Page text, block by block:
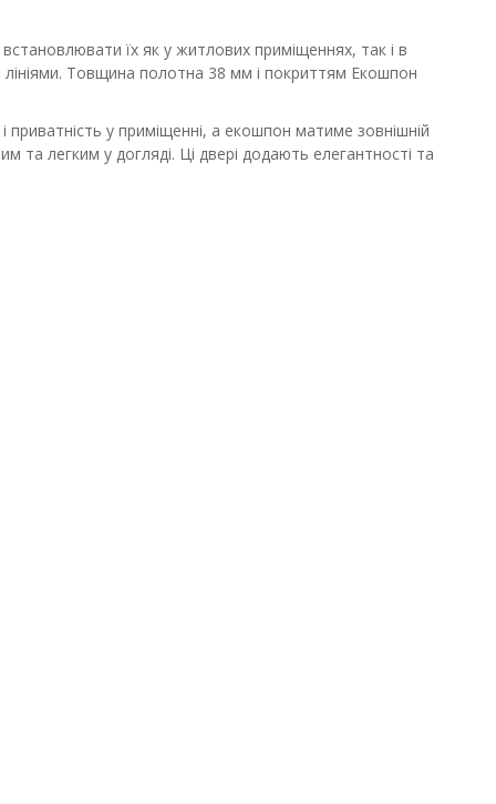
їх як у житлових приміщеннях, так і в
Товщина полотна 38 мм і покриттям Екошпон
приватність у приміщенні, а екошпон матиме зовнішній
та легким у догляді. Ці двері додають елегантності та